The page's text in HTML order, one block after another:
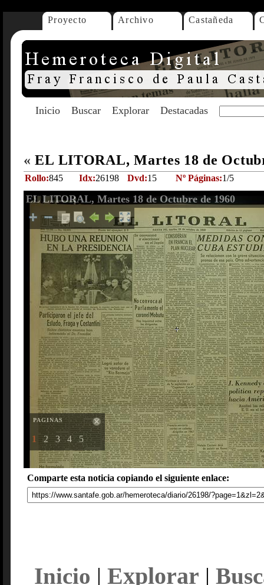
Proyecto Archivo Castañeda
Inicio Buscar Explorar Destacadas
« EL LITORAL, Martes 18 de
Rollo:845 Idx:26198 Dvd:15 Nº Páginas:1/5
EL LITORAL, Martes 18 de Octubre de 1960
PAGINAS
1 2 3 4 5
Comparte esta noticia copiando el siguiente enlace:
Inicio | Explorar |